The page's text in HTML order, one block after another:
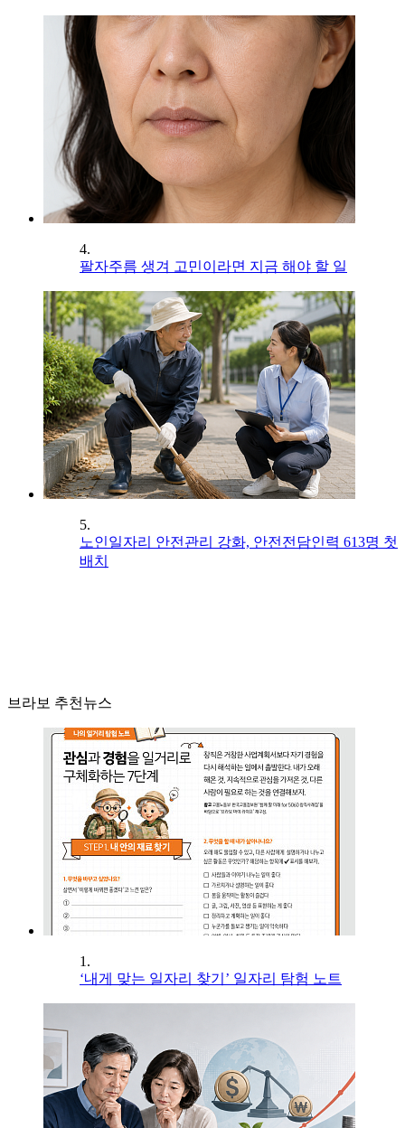
4.
팔자주름 생겨 고민이라면 지금 해야 할 일
5.
노인일자리 안전관리 강화, 안전전담인력 613명 첫
배치
브라보 추천뉴스
1.
‘내게 맞는 일자리 찾기’ 일자리 탐험 노트